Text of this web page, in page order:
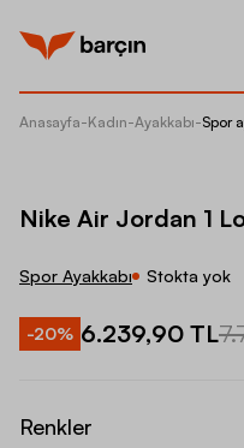
Anasayfa-Kadın-Ayakkabı-Spor
Nike Air Jordan 1
Spor Ayakkabı Stokta yok
-20% 6.239,90 TL
Renkler